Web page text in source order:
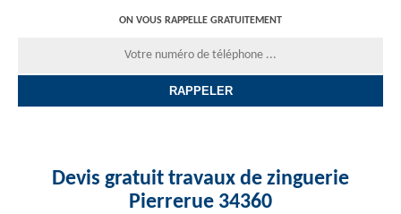
ON VOUS RAPPELLE GRATUITEMENT
Devis gratuit travaux de zinguerie
Pierrerue 34360